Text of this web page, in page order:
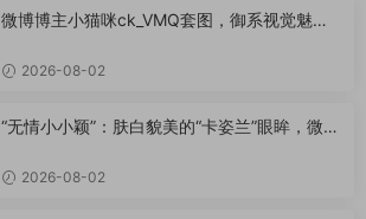
微博博主小猫咪ck_VMQ套图，御系视觉魅力
2026-08-02
“无情小小颖”：肤白貌美的“卡姿兰”眼眸，微密
2026-08-02